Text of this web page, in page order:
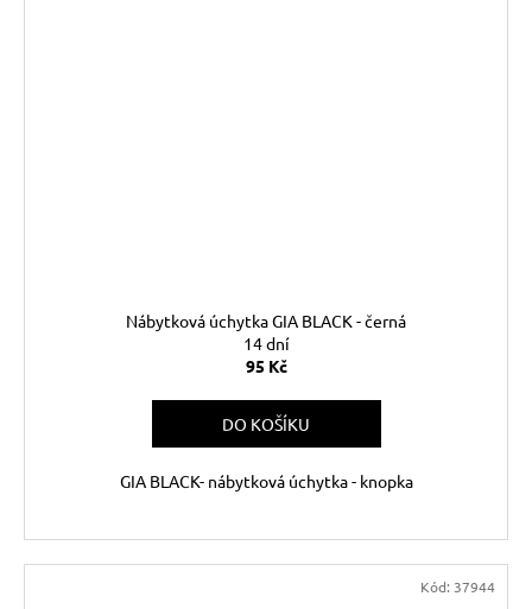
Nábytková úchytka GIA BLACK - černá
14 dní
95 Kč
DO KOŠÍKU
GIA BLACK- nábytková úchytka - knopka
Kód: 37944